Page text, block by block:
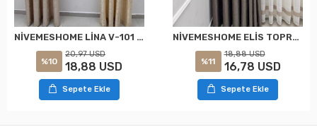
NİVEMESHOME LİNA V-101 KREM 1/3 PİLELİ FON PERDE
%10
20,97 USD
18,88 USD
Sepete Ekle
NİVEMESHOME ELİS TOPRAK FON PERDE 1/3 SIK PİLELİ PERDE APM
%11
18,88 USD
16,78 USD
Sepete Ekle